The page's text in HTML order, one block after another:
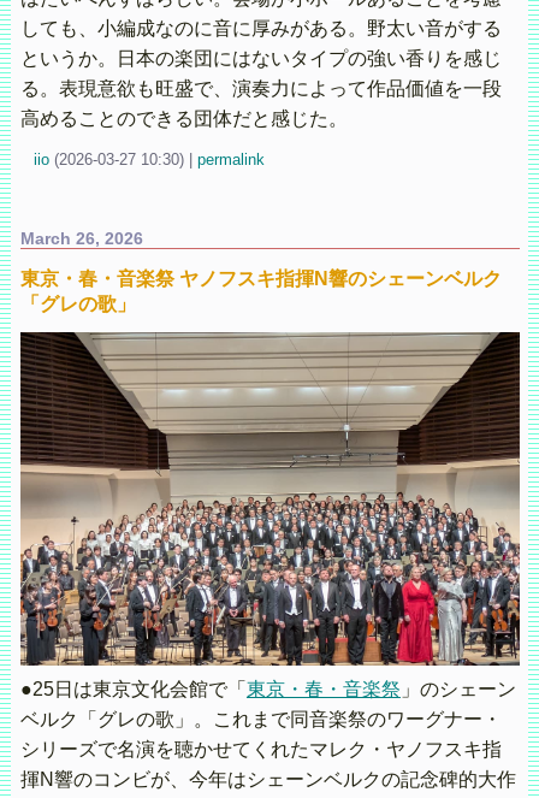
しても、小編成なのに音に厚みがある。野太い音がする
というか。日本の楽団にはないタイプの強い香りを感じ
る。表現意欲も旺盛で、演奏力によって作品価値を一段
高めることのできる団体だと感じた。
iio (2026-03-27 10:30) permalink
March 26, 2026
東京・春・音楽祭 ヤノフスキ指揮N響のシェーンベルク
「グレの歌」
●25日は東京文化会館で「 東京・春・音楽祭 」のシェーン
ベルク「グレの歌」。これまで同音楽祭のワーグナー・
シリーズで名演を聴かせてくれたマレク・ヤノフスキ指
揮N響のコンビが、今年はシェーンベルクの記念碑的大作